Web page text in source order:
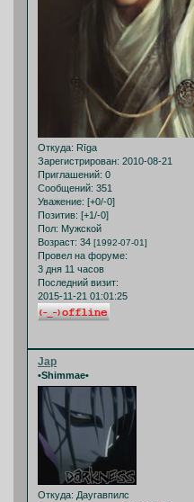
Откуда: Rīga
Зарегистрирован: 2010-08-21
Приглашений: 0
Сообщений: 351
Уважение: [+0/-0]
Позитив: [+1/-0]
Пол: Мужской
Возраст: 34 [1992-07-01]
Провел на форуме:
3 дня 11 часов
Последний визит:
2015-11-21 01:01:25
Jap
•Shimmae•
Откуда: Даугавпилс